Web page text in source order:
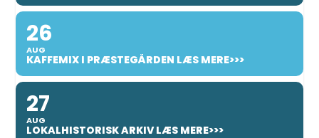
26
AUG
KAFFEMIX I PRÆSTEGÅRDEN LÆS MERE>>>
27
AUG
LOKALHISTORISK ARKIV LÆS MERE>>>